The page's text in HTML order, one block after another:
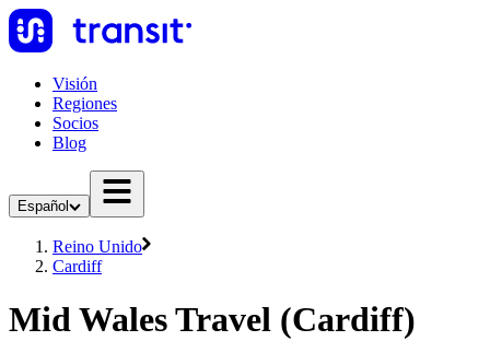
Visión
Regiones
Socios
Blog
Español
Reino Unido
Cardiff
Mid Wales Travel (Cardiff)